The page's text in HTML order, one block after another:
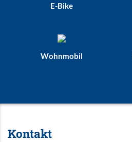
E-Bike
Wohnmobil
Kontakt